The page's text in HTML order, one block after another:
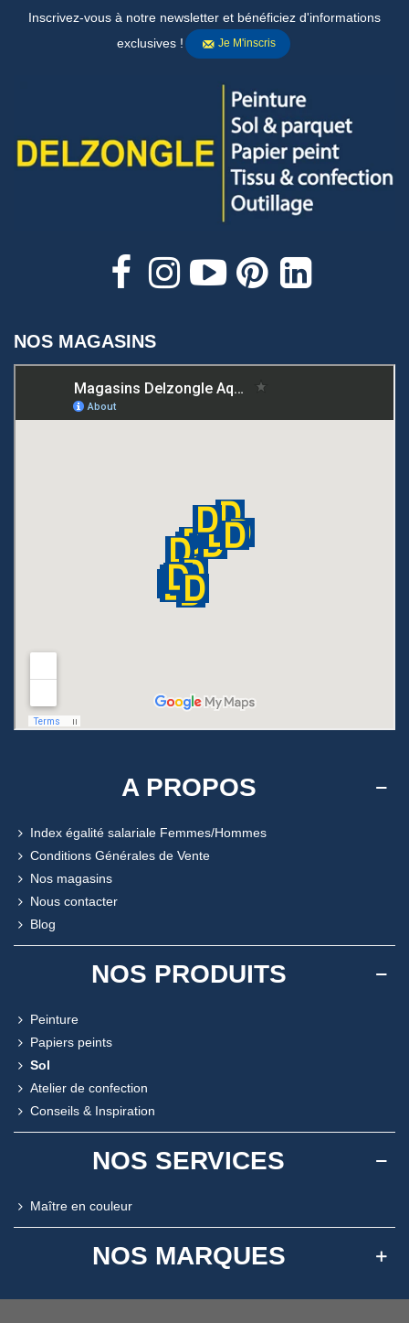
Inscrivez-vous à notre newsletter et bénéficiez d'informations
exclusives !
Je M'inscris
NOS MAGASINS
A PROPOS
Index égalité salariale Femmes/Hommes
Conditions Générales de Vente
Nos magasins
Nous contacter
Blog
NOS PRODUITS
Peinture
Papiers peints
Sol
Atelier de confection
Conseils & Inspiration
NOS SERVICES
Maître en couleur
NOS MARQUES